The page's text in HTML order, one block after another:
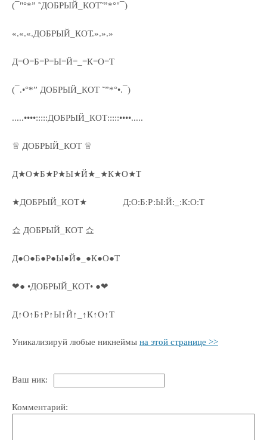
(¯"°*” ˜ДОБРЫЙ_КОТ˜”*°"¯)
«.«.«.ДОБРЫЙ_КОТ.».».»
Д=О=Б=Р=Ы=Й=_=К=О=Т
(¯.•°*” ДОБРЫЙ_КОТ ˜”*°•.¯)
.....••••:::::ДОБРЫЙ_КОТ:::::••••.....
♕ ДОБРЫЙ_КОТ ♕
Д★О★Б★Р★Ы★Й★_★К★О★Т
★ДОБРЫЙ_КОТ★ Д:О:Б:Р:Ы:Й:_:К:О:Т
쇼 ДОБРЫЙ_КОТ 쇼
Д●О●Б●Р●Ы●Й●_●К●О●Т
❤● •ДОБРЫЙ_КОТ• ●❤
Д↑О↑Б↑Р↑Ы↑Й↑_↑К↑О↑Т
Уникализируй любые никнеймы на этой странице >>
Ваш ник:
Комментарий: